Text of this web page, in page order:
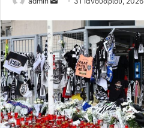
email